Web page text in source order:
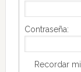
Contraseña:
Recordar mi